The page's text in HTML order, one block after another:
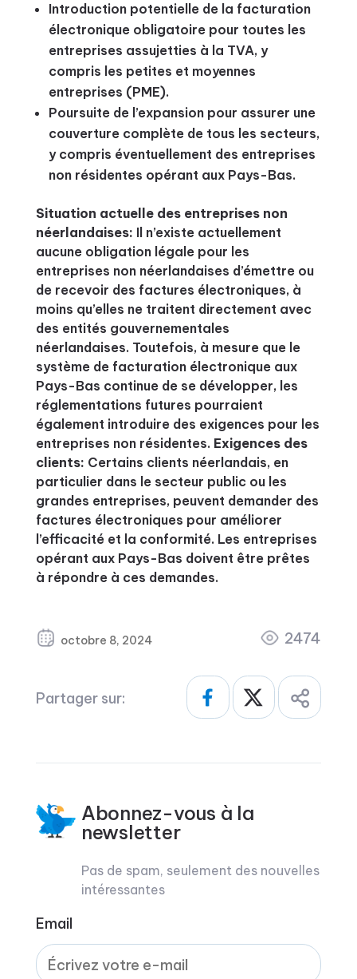
Introduction potentielle de la facturation
électronique obligatoire pour toutes les
entreprises assujetties à la TVA, y
compris les petites et moyennes
entreprises (PME).
Poursuite de l’expansion pour assurer une
couverture complète de tous les secteurs,
y compris éventuellement des entreprises
non résidentes opérant aux Pays-Bas.
Situation actuelle des entreprises non
néerlandaises: Il n’existe actuellement
aucune obligation légale pour les
entreprises non néerlandaises d’émettre ou
de recevoir des factures électroniques, à
moins qu’elles ne traitent directement avec
des entités gouvernementales
néerlandaises. Toutefois, à mesure que le
système de facturation électronique aux
Pays-Bas continue de se développer, les
réglementations futures pourraient
également introduire des exigences pour les
entreprises non résidentes. Exigences des
clients: Certains clients néerlandais, en
particulier dans le secteur public ou les
grandes entreprises, peuvent demander des
factures électroniques pour améliorer
l’efficacité et la conformité. Les entreprises
opérant aux Pays-Bas doivent être prêtes
à répondre à ces demandes.
octobre 8, 2024 2474
Partager sur:
Abonnez-vous à la
newsletter
Pas de spam, seulement des nouvelles
intéressantes
Email